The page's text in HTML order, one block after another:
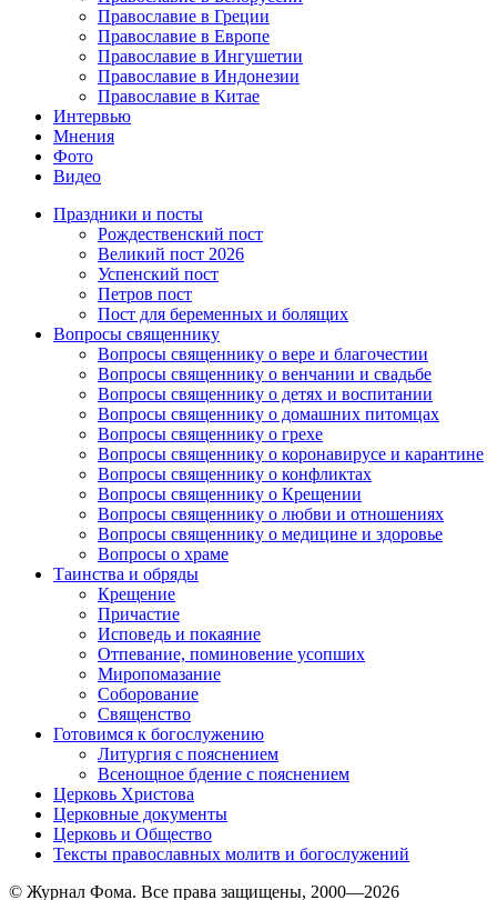
Православие в Греции
Православие в Европе
Православие в Ингушетии
Православие в Индонезии
Православие в Китае
Интервью
Мнения
Фото
Видео
Праздники и посты
Рождественский пост
Великий пост 2026
Успенский пост
Петров пост
Пост для беременных и болящих
Вопросы священнику
Вопросы священнику о вере и благочестии
Вопросы священнику о венчании и свадьбе
Вопросы священнику о детях и воспитании
Вопросы священнику о домашних питомцах
Вопросы священнику о грехе
Вопросы священнику о коронавирусе и карантине
Вопросы священнику о конфликтах
Вопросы священнику о Крещении
Вопросы священнику о любви и отношениях
Вопросы священнику о медицине и здоровье
Вопросы о храме
Таинства и обряды
Крещение
Причастие
Исповедь и покаяние
Отпевание, поминовение усопших
Миропомазание
Соборование
Священство
Готовимся к богослужению
Литургия с пояснением
Всенощное бдение с пояснением
Церковь Христова
Церковные документы
Церковь и Общество
Тексты православных молитв и богослужений
© Журнал Фома. Все права защищены, 2000—2026